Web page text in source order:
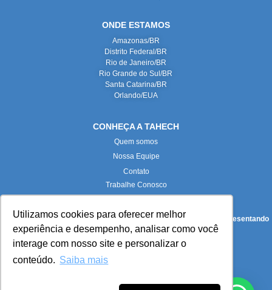
Utilizamos cookies para oferecer melhor
experiência e desempenho, analisar como você
interage com nosso site e personalizar o
conteúdo. Saiba mais
ONDE ESTAMOS
Amazonas/BR
Distrito Federal/BR
Rio de Janeiro/BR
Rio Grande do Sul/BR
Santa Catarina/BR
Orlando/EUA
CONHEÇA A TAHECH
Quem somos
Nossa Equipe
Contato
Trabalhe Conosco
Todas as imagens deste site foram produzidas internamente, representando
fielmente nossas instalações e equipe.
Paloma Maria Turkot Pieta (